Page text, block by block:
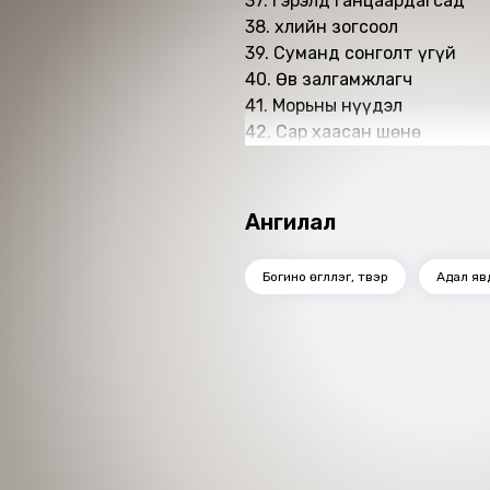
38. Үхлийн зогсоол
39. Суманд сонголт үгүй
40. Өв залгамжлагч
41. Морьны нүүдэл
42. Сар хаасан шөнө
Ангилал
Богино өгүүллэг, түүвэр Адал